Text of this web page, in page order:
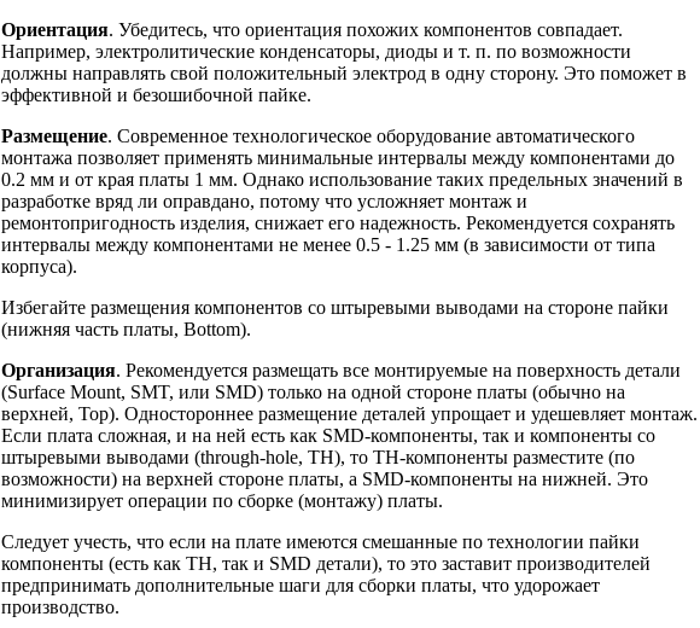
Ориентация. Убедитесь, что ориентация похожих компонентов совпадает.
Например, электролитические конденсаторы, диоды и т. п. по возможности
должны направлять свой положительный электрод в одну сторону. Это поможет в
эффективной и безошибочной пайке.
Размещение. Современное технологическое оборудование автоматического
монтажа позволяет применять минимальные интервалы между компонентами до
0.2 мм и от края платы 1 мм. Однако использование таких предельных значений в
разработке вряд ли оправдано, потому что усложняет монтаж и
ремонтопригодность изделия, снижает его надежность. Рекомендуется сохранять
интервалы между компонентами не менее 0.5 - 1.25 мм (в зависимости от типа
корпуса).
Избегайте размещения компонентов со штыревыми выводами на стороне пайки
(нижняя часть платы, Bottom).
Организация. Рекомендуется размещать все монтируемые на поверхность детали
(Surface Mount, SMT, или SMD) только на одной стороне платы (обычно на
верхней, Top). Одностороннее размещение деталей упрощает и удешевляет монтаж.
Если плата сложная, и на ней есть как SMD-компоненты, так и компоненты со
штыревыми выводами (through-hole, TH), то TH-компоненты разместите (по
возможности) на верхней стороне платы, а SMD-компоненты на нижней. Это
минимизирует операции по сборке (монтажу) платы.
Следует учесть, что если на плате имеются смешанные по технологии пайки
компоненты (есть как TH, так и SMD детали), то это заставит производителей
предпринимать дополнительные шаги для сборки платы, что удорожает
производство.